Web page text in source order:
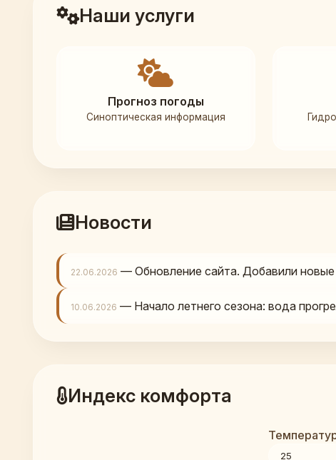
Наши услуги
Прогноз погоды
Синоптическая информация
Новости
22.06.2026 — Обновление сайта. Добавили
10.06.2026 — Начало летнего сезона: вода
Индекс комфорта